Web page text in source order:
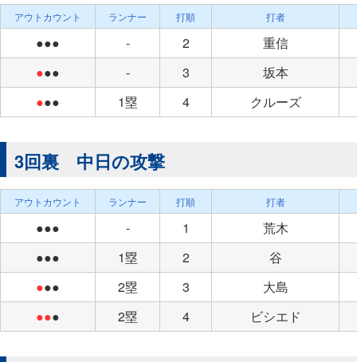
アウトカウント ランナー 打順 打者
●●● - 2
重信
●●● - 3
坂本
●●● 1塁 4 クルーズ
3回裏 中日の攻撃
アウトカウント ランナー 打順 打者
●●● - 1
荒木
●●●
1塁 2
谷
●●● 2塁 3
大島
●●● 2塁 4 ビシエド